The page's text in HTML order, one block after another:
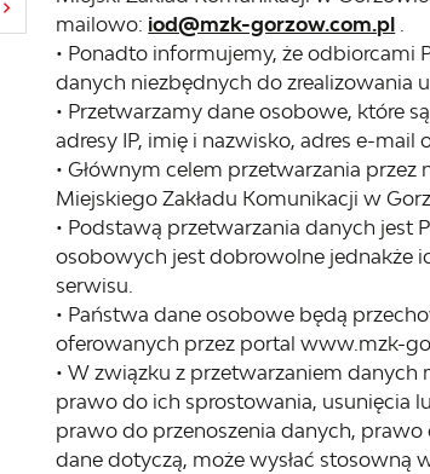
mailowo: iod@mzk-gorzow.com.pl
• Ponadto informujemy, że
danych niezbędnych do zrealizowania
• Przetwarzamy dane osobowe, które
adresy IP, imię i nazwisko, adres e-
• Głównym celem przetwarzania
Miejskiego Zakładu Komunikacji w
• Podstawą przetwarzania danych jest
osobowych jest dobrowolne jednakże
serwisu.
• Państwa dane osobowe będą
oferowanych przez portal www.mzk-
• W związku z przetwarzaniem
prawo do ich sprostowania, usunięcia
prawo do przenoszenia danych,
dane dotyczą, może wysłać stosowną